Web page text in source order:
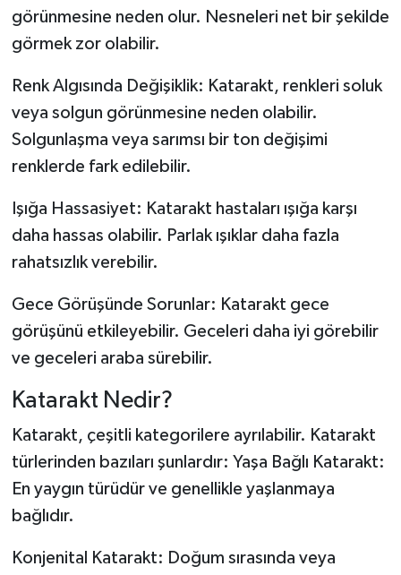
görünmesine neden olur. Nesneleri net bir şekilde
görmek zor olabilir.
Renk Algısında Değişiklik: Katarakt, renkleri soluk
veya solgun görünmesine neden olabilir.
Solgunlaşma veya sarımsı bir ton değişimi
renklerde fark edilebilir.
Işığa Hassasiyet: Katarakt hastaları ışığa karşı
daha hassas olabilir. Parlak ışıklar daha fazla
rahatsızlık verebilir.
Gece Görüşünde Sorunlar: Katarakt gece
görüşünü etkileyebilir. Geceleri daha iyi görebilir
ve geceleri araba sürebilir.
Katarakt Nedir?
Katarakt, çeşitli kategorilere ayrılabilir. Katarakt
türlerinden bazıları şunlardır: Yaşa Bağlı Katarakt:
En yaygın türüdür ve genellikle yaşlanmaya
bağlıdır.
Konjenital Katarakt: Doğum sırasında veya